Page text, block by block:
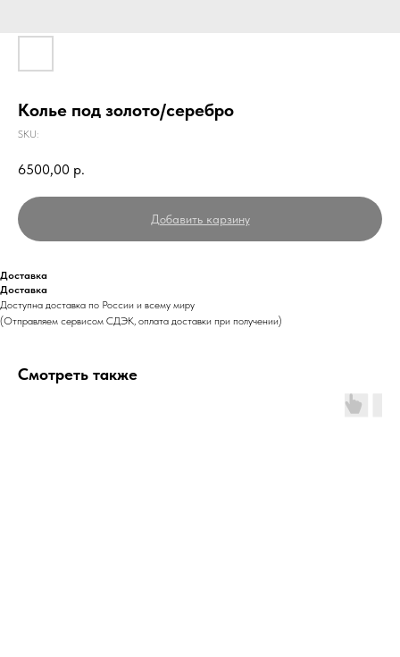
Колье под золото/серебро
SKU:
6500,00 р.
Добавить карзину
Доставка
Доставка
Доступна доставка по России и всему миру
(Отправляем сервисом СДЭК, оплата доставки при получении)
Смотреть также